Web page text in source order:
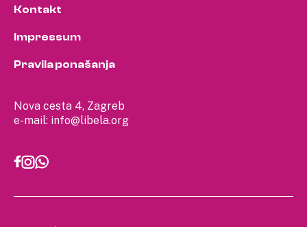
Nova cesta 4, Zagreb
e-mail: info@libela.org
Kontakt
Impressum
Pravila ponašanja